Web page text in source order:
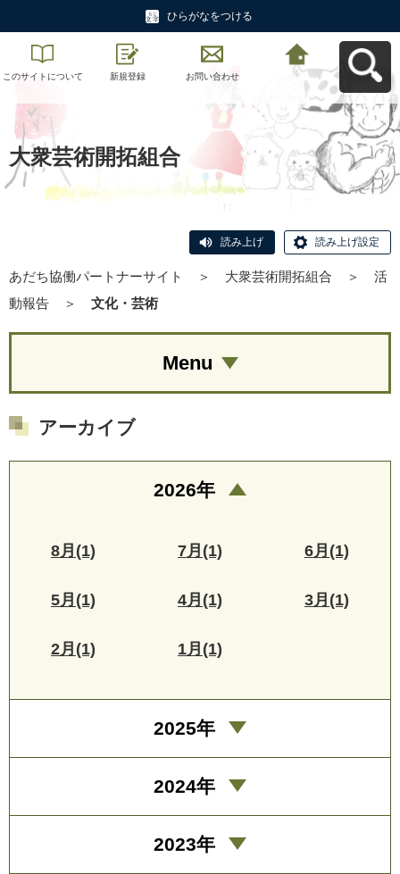
ひらがなをつける
このサイトについて 新規登録 お問い合わせ
あだち協働パートナ
ーサイトへ戻る
大衆芸術開拓組合
読み上げ 読み上げ設定
あだち協働パートナーサイト ＞ 大衆芸術開拓組合 ＞
活
動報告
＞ 文化・芸術
Menu
アーカイブ
2026年
8月(1) 7月(1) 6月(1)
5月(1) 4月(1) 3月(1)
2月(1) 1月(1)
2025年
2024年
2023年